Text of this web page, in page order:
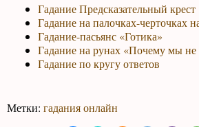
Гадание Предсказательный крест
Гадание на палочках-черточках
Гадание-пасьянс «Готика»
Гадание на рунах «Почему мы не
Гадание по кругу ответов
Метки:гадания онлайн